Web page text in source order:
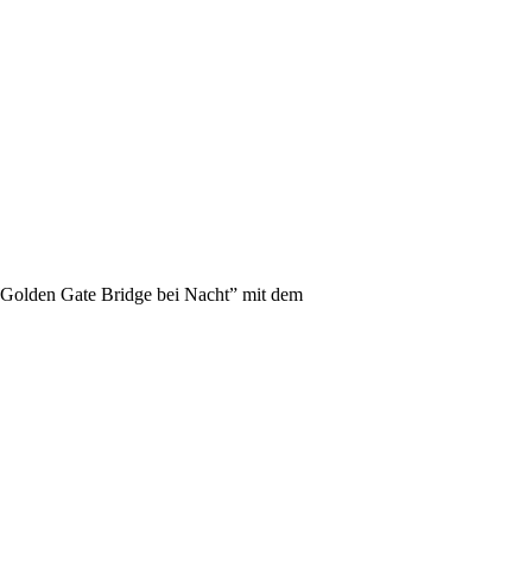
Gate Bridge bei Nacht” mit dem